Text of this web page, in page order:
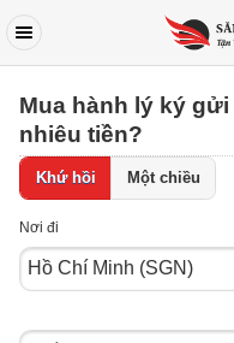
Mua hành lý ký
nhiêu tiền?
Khứ hồi Một chiều
Nơi đi
Ngày